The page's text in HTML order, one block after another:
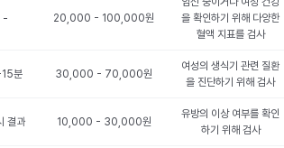
- 20,000 - 100,000원
을 확인하기 위해 다양한
혈액 지표를 검사
분 30,000 - 70,000원
여성의 생식기 관련 질환
을 진단하기 위해 검사
결과 10,000 - 30,000원
유방의 이상 여부를 확인
하기 위해 검사